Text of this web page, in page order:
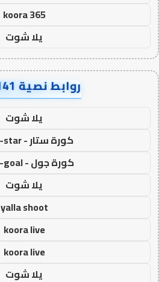
koora 365
يلا شوت
روابط نصية AA90141
يلا شوت
كورة ستار - koora-star
كورة جول - koora-goal
يلا شوت
yalla shoot
koora live
koora live
يلا شوت